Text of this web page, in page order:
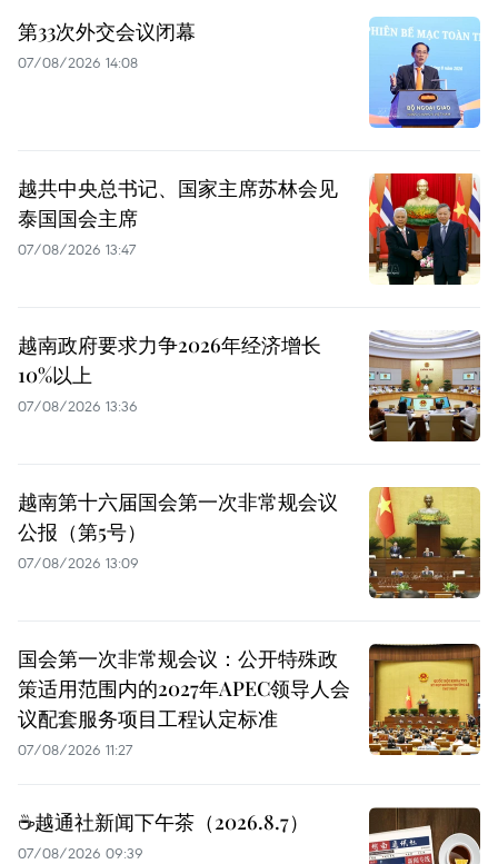
第33次外交会议闭幕
07/08/2026 14:08
越共中央总书记、国家主席苏林会见
泰国国会主席
07/08/2026 13:47
越南政府要求力争2026年经济增长
10%以上
07/08/2026 13:36
越南第十六届国会第一次非常规会议
公报（第5号）
07/08/2026 13:09
国会第一次非常规会议：公开特殊政
策适用范围内的2027年APEC领导人会
议配套服务项目工程认定标准
07/08/2026 11:27
☕️越通社新闻下午茶（2026.8.7）
07/08/2026 09:39